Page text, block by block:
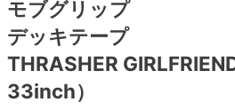
モブグリップ
デッキテープ
THRASHER
33inch）
8.7inch
8.8inch
8.8inch
8.9inch
72mm
75mm
29cm
29.5cm
サイズの測り方